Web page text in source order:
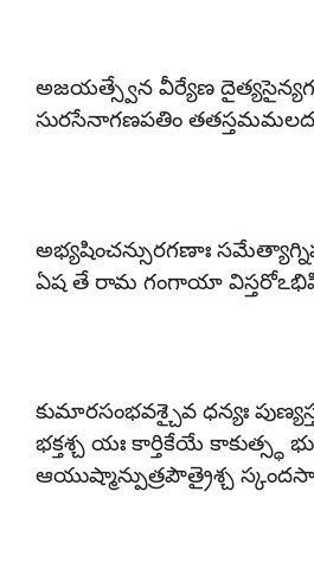
అజయత్స్వేన వీర్యేణ
సురసేనాగణపతిం
అభ్యషించన్సురగణాః
ఏష తే రామ గంగాయా
కుమారసంభవశ్చైవ ధన్యః
భక్తశ్చ యః కార్తికేయే కాకుత్స్థ
ఆయుష్మాన్పుత్రపౌత్రైశ్చ